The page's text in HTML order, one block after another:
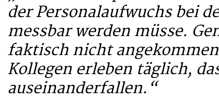
der Personalaufwuchs bei
messbar werden müsse.
faktisch nicht
Kollegen erleben täglich,
auseinanderfallen.“